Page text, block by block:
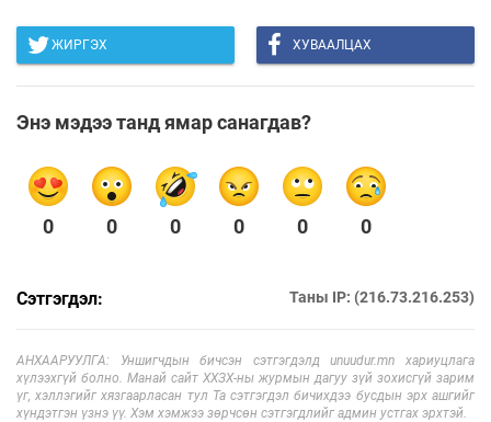
ЖИРГЭХ ХУВААЛЦАХ
Энэ мэдээ танд ямар санагдав?
0 0 0 0 0 0
Сэтгэгдэл: Таны IP: (216.73.216.253)
АНХААРУУЛГА: Уншигчдын бичсэн сэтгэгдэлд unuudur.mn хариуцлага
хүлээхгүй болно. Манай сайт ХХЗХ-ны журмын дагуу зүй зохисгүй зарим
үг, хэллэгийг хязгаарласан тул Та сэтгэгдэл бичихдээ бусдын эрх ашгийг
хүндэтгэн үзнэ үү. Хэм хэмжээ зөрчсөн сэтгэгдлийг админ устгах эрхтэй.